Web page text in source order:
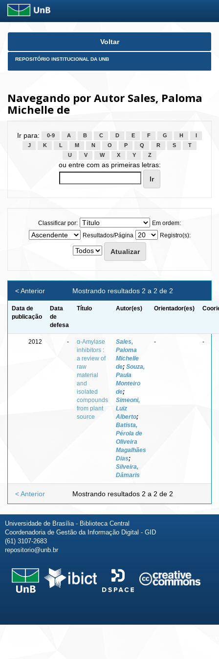
Skip
Voltar
REPOSITÓRIO INSTITUCIONAL DA UNB
Navegando por Autor Sales, Paloma
Michelle de
Ir para: 0-9 A B C D E F G H
J
K L M N O P Q R S
T
U
V W X Y Z
ou entre com as primeiras letras:
Classificar por:
Em ordem:
Resultados/Página
Registro(s):
Mostrando resultados 2 a 2 de 2
< Anterior
Data de
publicação
Data
de
defesa
Título Autor(es) Orientador(es)
2012 -
α-Amylase
inhibitors :
a review of
raw
material
and
isolated
compounds
from plant
source
Sales,
Paloma
Michelle
de; Souza,
Paula
Monteiro
de;
Simeoni,
Luiz
Alberto;
Batista,
Pérola de
Oliveira
Magalhães
Dias;
Silveira,
Dâmaris
- -
Mostrando resultados 2 a 2 de 2
< Anterior
Universidade de Brasília - Biblioteca Central
Coordenadoria de Gestão da Informação Digital - GID
(61) 3107-2683
repositorio@unb.br